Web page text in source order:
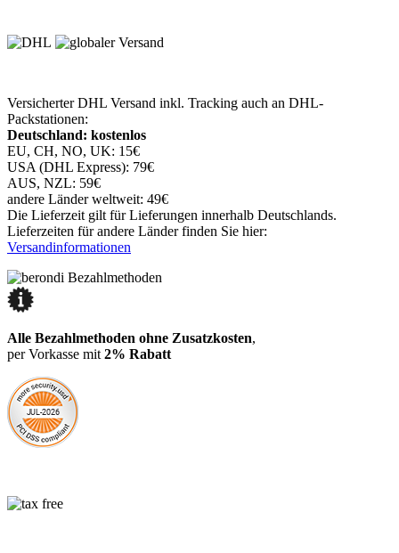
Versicherter DHL Versand inkl. Tracking auch an DHL-
Packstationen:
Deutschland: kostenlos
EU, CH, NO, UK: 15€
USA (DHL Express): 79€
AUS, NZL: 59€
andere Länder weltweit: 49€
Die Lieferzeit gilt für Lieferungen innerhalb Deutschlands.
Lieferzeiten für andere Länder finden Sie hier:
Versandinformationen
Alle Bezahlmethoden ohne Zusatzkosten,
per Vorkasse mit 2% Rabatt